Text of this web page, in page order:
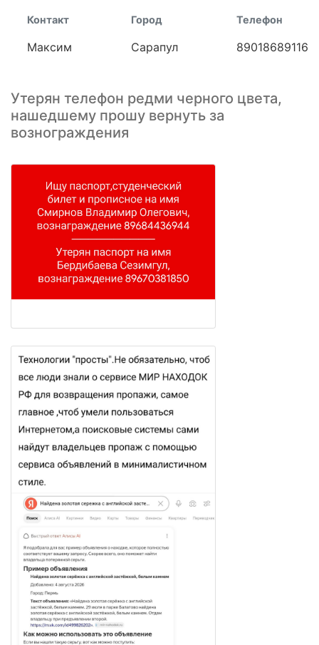
Контакт
Максим
Город
Сарапул
Телефон
89018689116
Утерян телефон редми черного цвета,
нашедшему прошу вернуть за
вознограждения